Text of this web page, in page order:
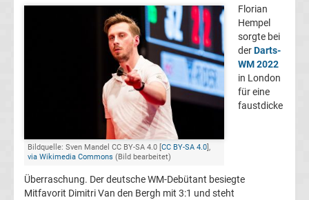
Bundesliga
Ergebnisse
3.
Bildquelle: Sven Mandel CC BY-SA 4.0 [CC BY-SA 4.0],
via Wikimedia Commons (Bild bearbeitet)
Florian
Hempel
sorgte bei
derDarts-
WM 2022
in London
für eine
faustdicke
Überraschung. Der deutsche WM-Debütant besiegte
Mitfavorit Dimitri Van den Bergh mit 3:1 und steht